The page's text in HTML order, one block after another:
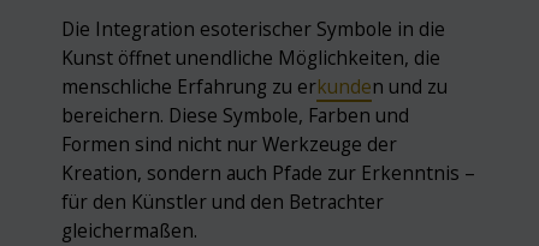
Die Integration esoterischer Symbole in die
Kunst öffnet unendliche Möglichkeiten, die
menschliche Erfahrung zu erkunden und zu
bereichern. Diese Symbole, Farben und
Formen sind nicht nur Werkzeuge der
Kreation, sondern auch Pfade zur Erkenntnis –
für den Künstler und den Betrachter
gleichermaßen.